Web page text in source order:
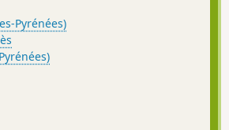
Pyrénées)